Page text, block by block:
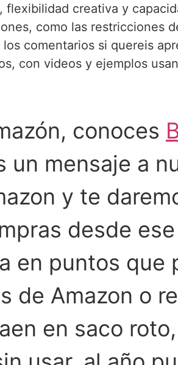
creativa y
como las restricciones
comentarios si quereis
con videos y ejemplos
conoces
un mensaje a
y te
desde
en puntos
de Amazon o
en saco